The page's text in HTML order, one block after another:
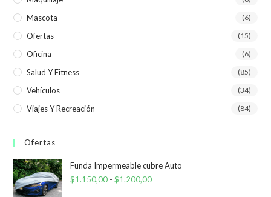
Mascota (6)
Ofertas (15)
Oficina (6)
Salud Y Fitness (85)
Vehículos (34)
Viajes Y Recreación (84)
Ofertas
Funda Impermeable cubre Auto
$1.150,00 - $1.200,00Rango